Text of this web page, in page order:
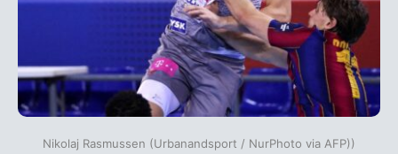
Nikolaj Rasmussen (Urbanandsport / NurPhoto via AFP))